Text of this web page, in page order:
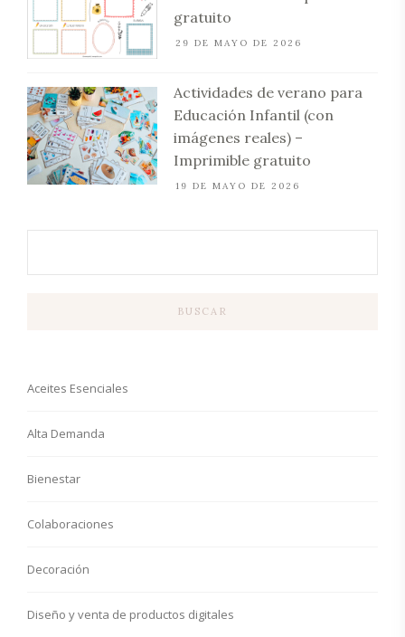
gratuito
29 DE MAYO DE 2026
Actividades de verano para
Educación Infantil (con
imágenes reales) –
Imprimible gratuito
19 DE MAYO DE 2026
BUSCAR
Aceites Esenciales
Alta Demanda
Bienestar
Colaboraciones
Decoración
Diseño y venta de productos digitales